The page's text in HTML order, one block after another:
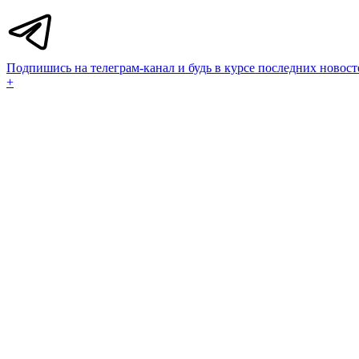
Подпишись на телеграм-канал и будь в курсе последних
+